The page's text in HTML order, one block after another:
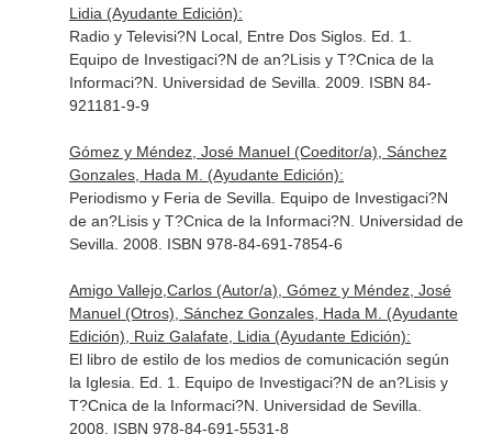
Lidia (Ayudante Edición):
Radio y Televisi?N Local, Entre Dos Siglos. Ed. 1.
Equipo de Investigaci?N de an?Lisis y T?Cnica de la
Informaci?N. Universidad de Sevilla. 2009. ISBN 84-
921181-9-9
Gómez y Méndez, José Manuel (Coeditor/a), Sánchez
Gonzales, Hada M. (Ayudante Edición):
Periodismo y Feria de Sevilla. Equipo de Investigaci?N
de an?Lisis y T?Cnica de la Informaci?N. Universidad de
Sevilla. 2008. ISBN 978-84-691-7854-6
Amigo Vallejo,Carlos (Autor/a), Gómez y Méndez, José
Manuel (Otros), Sánchez Gonzales, Hada M. (Ayudante
Edición), Ruiz Galafate, Lidia (Ayudante Edición):
El libro de estilo de los medios de comunicación según
la Iglesia. Ed. 1. Equipo de Investigaci?N de an?Lisis y
T?Cnica de la Informaci?N. Universidad de Sevilla.
2008. ISBN 978-84-691-5531-8